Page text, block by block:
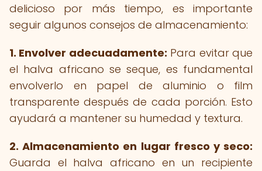
delicioso por más tiempo, es importante
seguir algunos consejos de almacenamiento:
1. Envolver adecuadamente: Para evitar que
el halva africano se seque, es fundamental
envolverlo en papel de aluminio o film
transparente después de cada porción. Esto
ayudará a mantener su humedad y textura.
2.Almacenamiento en lugar fresco y seco:
Guarda el halva africano en un recipiente